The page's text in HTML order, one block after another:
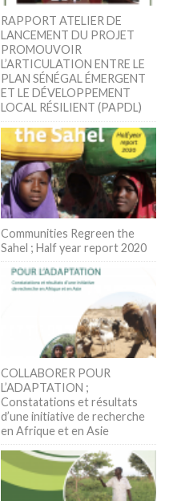
RAPPORT ATELIER DE
LANCEMENT DU PROJET
PROMOUVOIR
L’ARTICULATION ENTRE LE
PLAN SÉNÉGAL ÉMERGENT
ET LE DÉVELOPPEMENT
LOCAL RÉSILIENT (PAPDL)
Communities Regreen the
Sahel ; Half year report 2020
COLLABORER POUR
L’ADAPTATION ;
Constatations et résultats
d’une initiative de recherche
en Afrique et en Asie